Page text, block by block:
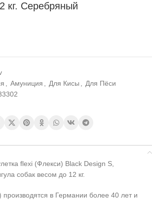
кг. Серебряный
Амуниция Для Кисы
Для Пёси
flexi (Флекси) Black Design S,
собак весом до 12 кг.
производятся в Германии более 40 лет и